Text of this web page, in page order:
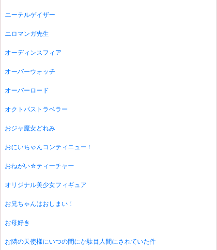
エーテルゲイザー
エロマンガ先生
オーディンスフィア
オーバーウォッチ
オーバーロード
オクトパストラベラー
おジャ魔女どれみ
おにいちゃんコンティニュー！
おねがい☆ティーチャー
オリジナル美少女フィギュア
お兄ちゃんはおしまい！
お母好き
お隣の天使様にいつの間にか駄目人間にされていた件